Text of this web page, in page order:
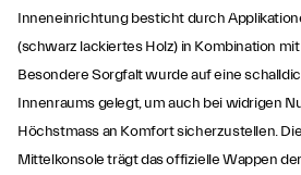
Inneneinrichtung besticht durch
(schwarz lackiertes Holz) in Kombination
Besondere Sorgfalt wurde auf eine
Innenraums gelegt, um auch bei widrigen
Höchstmass an Komfort sicherzustellen.
Mittelkonsole trägt das offizielle Wappen